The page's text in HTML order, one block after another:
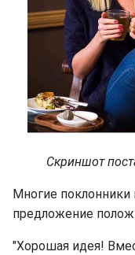
Скриншот
Многие
предложение
"Хорошая идея!